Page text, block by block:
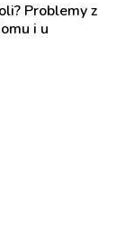
Problemy z
i u